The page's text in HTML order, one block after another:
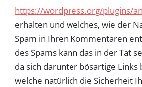
https://wordpress.org/plugins/
erhalten und welches, wie der
Spam in Ihren Kommentaren
des Spams kann das in der Tat
da sich darunter bösartige Links
welche natürlich die Sicherheit